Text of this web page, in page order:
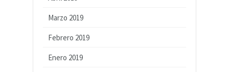
Marzo 2019
Febrero 2019
Enero 2019